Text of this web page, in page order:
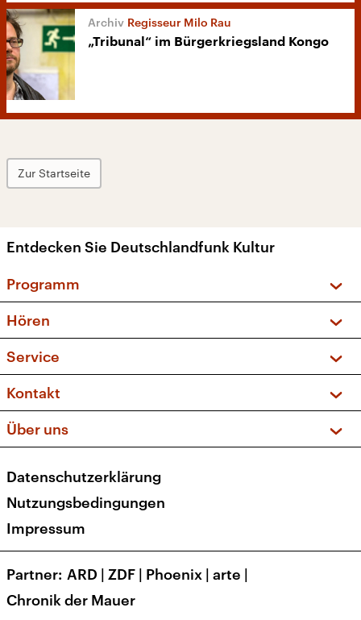
Regisseur Milo Rau
„Tribunal“ im Bürgerkriegsland Kongo
Zur Startseite
Entdecken Sie Deutschlandfunk Kultur
Programm
Sendungen und Podcasts
Musikliste
Kakadu – Das Kinderprogramm
Hören
Frequenzen (UKW + DAB+)
Service
FAQ
Apps
Newsletter
Kontakt
Social Media
Über uns
Presse
Karriere
Transparenz
Datenschutzerklärung
Nutzungsbedingungen
Impressum
Partner ARD | ZDF | Phoenix | arte |
Chronik der Mauer